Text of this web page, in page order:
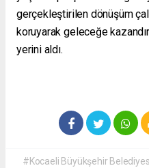
gerçekleştirilen dönüşüm
koruyarak geleceğe
yerini aldı.
#Kocaeli Büyükşehir